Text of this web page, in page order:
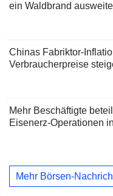
ein Waldbrand
Chinas Fabriktor-
Verbraucherpreise
Mehr Beschäftigte
Eisenerz-Operationen
Mehr Börsen-